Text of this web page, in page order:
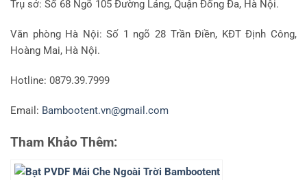
Trụ sở: Số 68 Ngõ 105 Đường Láng, Quận Đống Đa, Hà Nội.
Văn phòng Hà Nội: Số 1 ngõ 28 Trần Điền, KĐT Định Công,
Hoàng Mai, Hà Nội.
Hotline: 0879.39.7999
Email: Bambootent.vn@gmail.com
Tham Khảo Thêm: